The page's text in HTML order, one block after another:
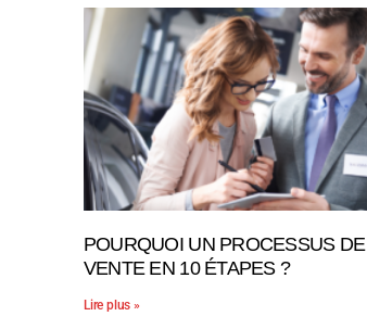
POURQUOI UN PROCESSUS DE
VENTE EN 10 ÉTAPES ?
Lire plus »